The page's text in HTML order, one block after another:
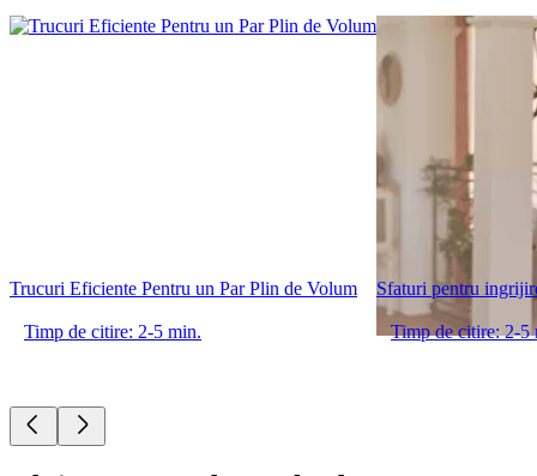
Trucuri Eficiente Pentru un Par Plin de Volum
Timp de citire: 2-5 min.
Sfaturi pentru
Timp de citire: 2-5